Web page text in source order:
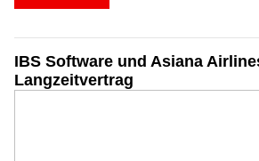
IBS Software und Asiana
Langzeitvertrag